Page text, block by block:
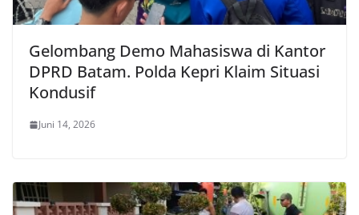
Gelombang Demo Mahasiswa di Kantor
DPRD Batam. Polda Kepri Klaim Situasi
Kondusif
Juni 14, 2026